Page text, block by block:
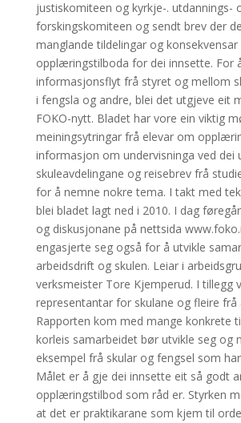
justiskomiteen og kyrkje-. utdannings-
forskingskomiteen og sendt brev der
manglande tildelingar og
opplæringstilboda for dei innsette. For
informasjonsflyt frå styret og mellom
i fengsla og andre, blei det utgjeve eit
FOKO-nytt. Bladet har vore ein viktig
meiningsytringar frå elevar om
informasjon om undervisninga ved dei
skuleavdelingane og reisebrev frå
for å nemne nokre tema. I takt med
blei bladet lagt ned i 2010. I dag
og diskusjonane på nettsida
engasjerte seg også for å utvikle
arbeidsdrift og skulen. Leiar i
verksmeister Tore Kjemperud. I tillegg
representantar for skulane og fleire frå
Rapporten kom med mange konkrete
korleis samarbeidet bør utvikle seg og
eksempel frå skular og fengsel som
Målet er å gje dei innsette eit så godt
opplæringstilbod som råd er. Styrken
at det er praktikarane som kjem til